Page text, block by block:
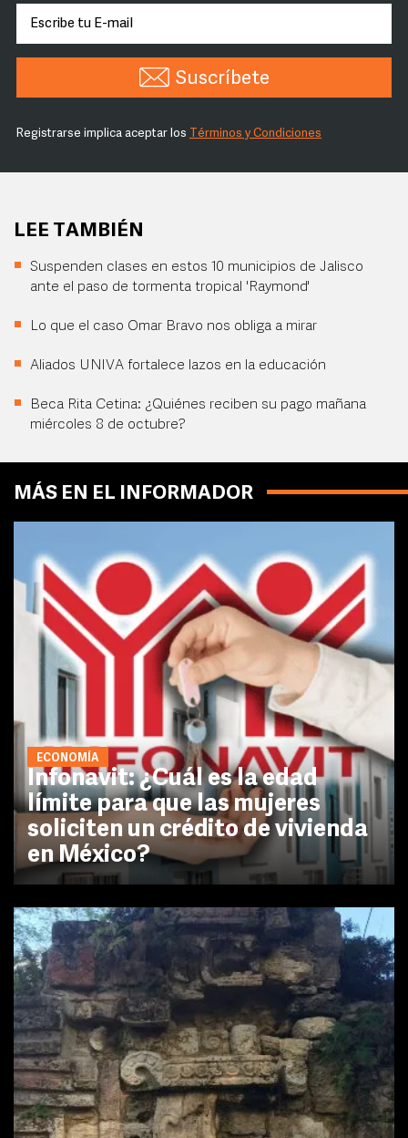
Suscríbete
Registrarse implica aceptar los Términos y Condiciones
LEE TAMBIÉN
Suspenden clases en estos 10 municipios de Jalisco
ante el paso de tormenta tropical 'Raymond'
Lo que el caso Omar Bravo nos obliga a mirar
Aliados UNIVA fortalece lazos en la educación
Beca Rita Cetina: ¿Quiénes reciben su pago mañana
miércoles 8 de octubre?
MÁS EN EL INFORMADOR
ECONOMÍA
Infonavit: ¿Cuál es la edad
límite para que las mujeres
soliciten un crédito de vivienda
en México?